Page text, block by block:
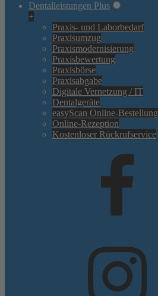
Dentalleistungen Plus
+
Praxis- und Laborbedarf
Praxisumzug
Praxismodernisierung
Praxisbewertung
Praxisbörse
Praxisabgabe
Digitale Vernetzung / IT
Dentalgeräte
easyScan Online-Bestellung
Online-Rezeption
Kostenloser Rückrufservice